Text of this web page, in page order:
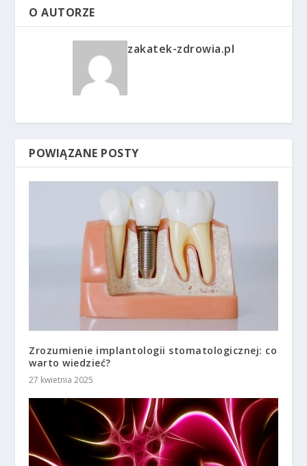
O AUTORZE
zakatek-zdrowia.pl
POWIĄZANE POSTY
Zrozumienie implantologii stomatologicznej: co
warto wiedzieć?
27 kwietnia 2025